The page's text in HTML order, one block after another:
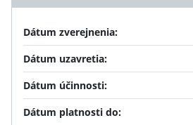
Dátum zverejnenia:
Dátum uzavretia:
Dátum účinnosti:
Dátum platnosti do: